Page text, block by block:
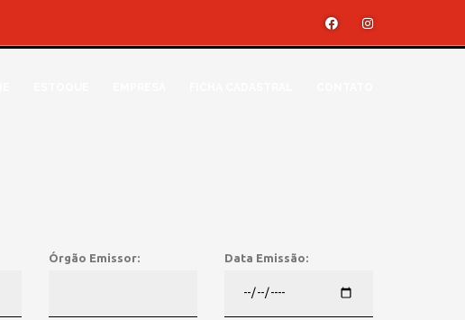
Órgão Emissor: Data Emissão: